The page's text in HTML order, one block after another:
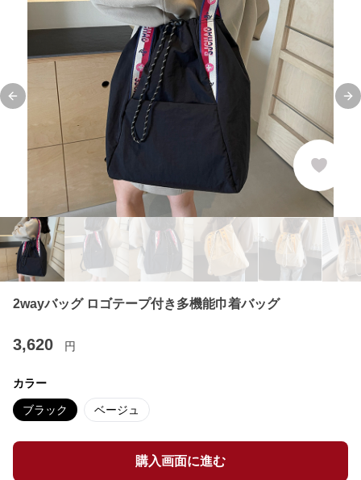
Previous slide
2wayバッグ ロゴテープ付き多機能巾着バッグ
3,620 円
カラー
ブラック ベージュ
購入画面に進む